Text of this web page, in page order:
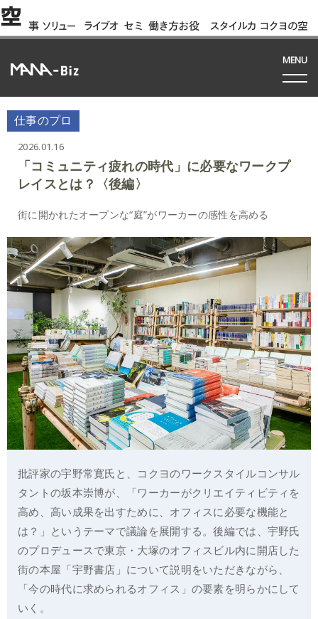
空 事
例
ソリュー
ション
ライブオ
フィス
セミ
ナー
働き方お役
立ち資料
スタイルカ
タログ
コクヨの空
間って!?
MENU
仕事のプロ
2026.01.16
「コミュニティ疲れの時代」に必要なワークプ
レイスとは？〈後編〉
街に開かれたオープンな“庭”がワーカーの感性を高める
批評家の宇野常寛氏と、コクヨのワークスタイルコンサル
タントの坂本崇博が、「ワーカーがクリエイティビティを
高め、高い成果を出すために、オフィスに必要な機能と
は？」というテーマで議論を展開する。後編では、宇野氏
のプロデュースで東京・大塚のオフィスビル内に開店した
街の本屋「宇野書店」について説明をいただきながら、
「今の時代に求められるオフィス」の要素を明らかにして
いく。